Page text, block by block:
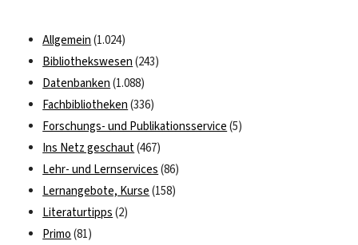
Allgemein (1.024)
Bibliothekswesen (243)
Datenbanken (1.088)
Fachbibliotheken (336)
Forschungs- und Publikationsservice (5)
Ins Netz geschaut(467)
Lehr- und Lernservices (86)
Lernangebote, Kurse (158)
Literaturtipps (2)
Primo (81)